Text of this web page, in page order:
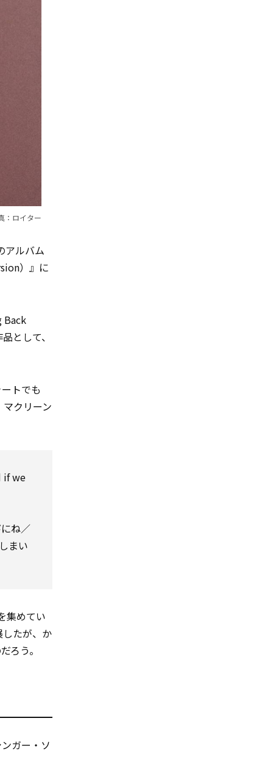
：ロイター
アルバム
）』に
Back
として、
トでも
クリーン
if we
ね／
まい
集めてい
たが、か
ろう。
ガー・ソ